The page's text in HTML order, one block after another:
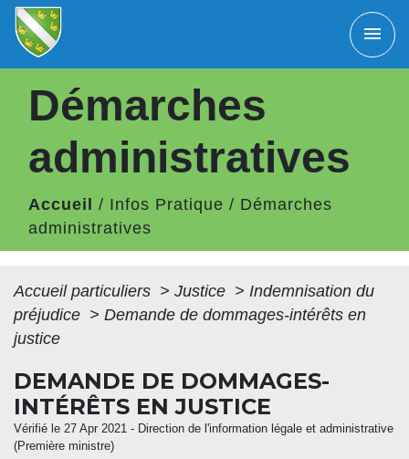
menu
Démarches
administratives
Accueil / Infos Pratique / Démarches
administratives
Accueil particuliers > Justice > Indemnisation du
préjudice > Demande de dommages-intérêts en
justice
DEMANDE DE DOMMAGES-
INTÉRÊTS EN JUSTICE
Vérifié le 27 Apr 2021 - Direction de l'information légale et administrative
(Première ministre)